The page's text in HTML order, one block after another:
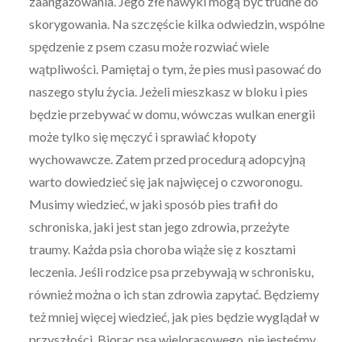
skorygowania. Na szczęście kilka odwiedzin, wspólne
spędzenie z psem czasu może rozwiać wiele
wątpliwości. Pamiętaj o tym, że pies musi pasować do
naszego stylu życia. Jeżeli mieszkasz w bloku i pies
będzie przebywać w domu, wówczas wulkan energii
może tylko się męczyć i sprawiać kłopoty
wychowawcze. Zatem przed procedurą adopcyjną
warto dowiedzieć się jak najwięcej o czworonogu.
Musimy wiedzieć, w jaki sposób pies trafił do
schroniska, jaki jest stan jego zdrowia, przeżyte
traumy. Każda psia choroba wiąże się z kosztami
leczenia. Jeśli rodzice psa przebywają w schronisku,
również można o ich stan zdrowia zapytać. Będziemy
też mniej więcej wiedzieć, jak pies będzie wyglądał w